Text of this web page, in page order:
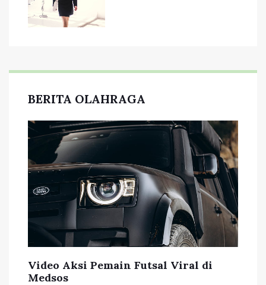
BERITA OLAHRAGA
Video Aksi Pemain Futsal Viral di
Medsos